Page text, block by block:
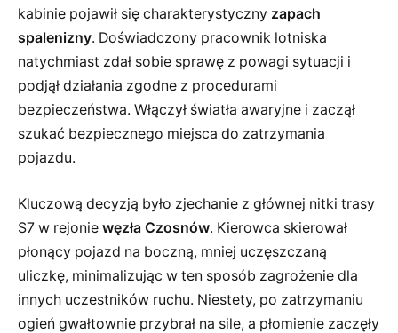
kabinie pojawił się charakterystyczny zapach
spalenizny. Doświadczony pracownik lotniska
natychmiast zdał sobie sprawę z powagi sytuacji i
podjął działania zgodne z procedurami
bezpieczeństwa. Włączył światła awaryjne i zaczął
szukać bezpiecznego miejsca do zatrzymania
pojazdu.
Kluczową decyzją było zjechanie z głównej nitki trasy
S7 w rejonie węzła Czosnów. Kierowca skierował
płonący pojazd na boczną, mniej uczęszczaną
uliczkę, minimalizując w ten sposób zagrożenie dla
innych uczestników ruchu. Niestety, po zatrzymaniu
ogień gwałtownie przybrał na sile, a płomienie zaczęły